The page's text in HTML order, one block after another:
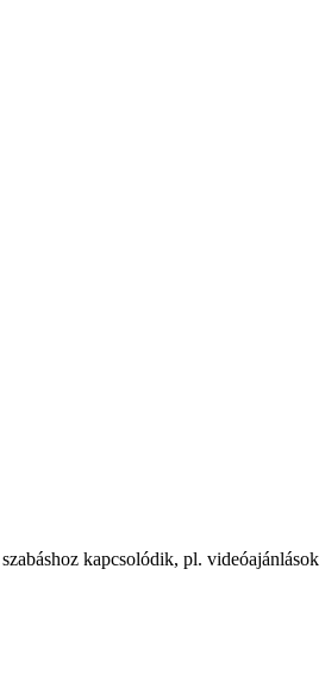
kapcsolódik, pl. videóajánlások